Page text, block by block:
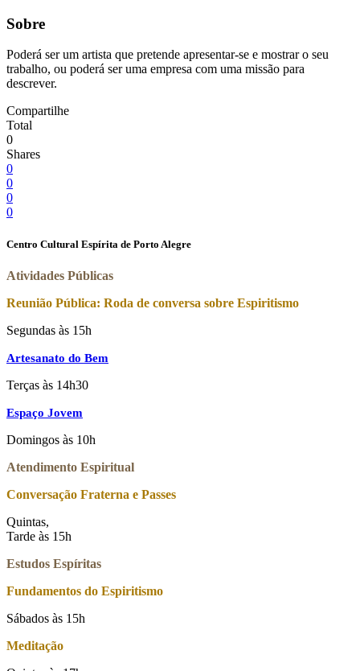
Sobre
Poderá ser um artista que pretende apresentar-se e mostrar o seu
trabalho, ou poderá ser uma empresa com uma missão para
descrever.
Compartilhe
Total
0
Shares
0
0
0
0
Centro Cultural Espírita de Porto Alegre
Atividades Públicas
Reunião Pública: Roda de conversa sobre Espiritismo
Segundas às 15h
Artesanato do Bem
Terças às 14h30
Espaço Jovem
Domingos às 10h
Atendimento Espiritual
Conversação Fraterna e Passes
Quintas,
Tarde às 15h
Estudos Espíritas
Fundamentos do Espiritismo
Sábados às 15h
Meditação